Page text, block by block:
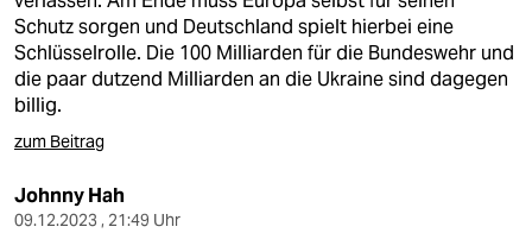
Schutz sorgen und Deutschland spielt hierbei eine
Schlüsselrolle. Die 100 Milliarden für die Bundeswehr und
die paar dutzend Milliarden an die Ukraine sind dagegen
billig.
zum Beitrag
Johnny Hah
09.12.2023 , 21:49 Uhr